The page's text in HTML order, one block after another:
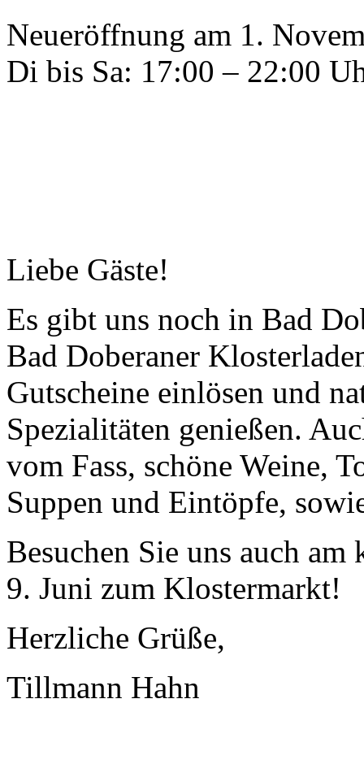
Neueröffnung am 1.
Di bis Sa: 17:00 – 22:00
Liebe Gäste!
Es gibt uns noch in Bad
Bad Doberaner
Gutscheine einlösen und
Spezialitäten genießen.
vom Fass, schöne Weine,
Suppen und Eintöpfe,
Besuchen Sie uns auch
9. Juni zum Klostermarkt!
Herzliche Grüße,
Tillmann Hahn